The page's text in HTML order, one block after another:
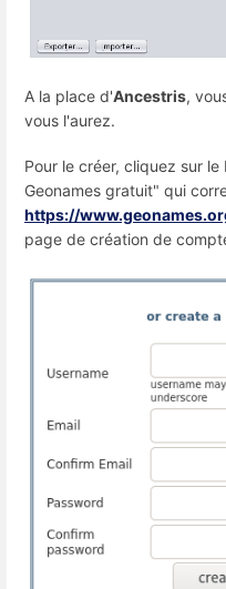
A la place d'Ancestris,
vous l'aurez.
Pour le créer, cliquez sur
Geonames gratuit" qui
https://
page de création de